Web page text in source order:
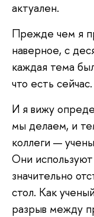
актуален.
Прежде чем я
наверное, с
каждая тема
что есть сейчас.
И я вижу
мы делаем, и
коллеги —
Они
значительно
стол. Как
разрыв между